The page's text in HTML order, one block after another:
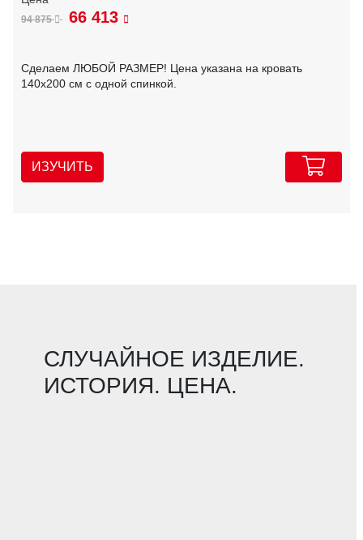
94 875 66 413
Сделаем ЛЮБОЙ РАЗМЕР! Цена указана на кровать
140х200 см с одной спинкой.
ИЗУЧИТЬ
СЛУЧАЙНОЕ ИЗДЕЛИЕ.
ИСТОРИЯ. ЦЕНА.